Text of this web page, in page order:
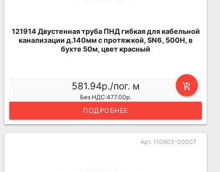
121914 Двустенная труба ПНД гибкая для кабельной
канализации д.140мм с протяжкой, SN6, 500Н, в
бухте 50м, цвет красный
add_shopping_cart
581.94р./пог. м
Без НДС:477.00р.
ПОДРОБНЕЕ
Арт. 110603-00007